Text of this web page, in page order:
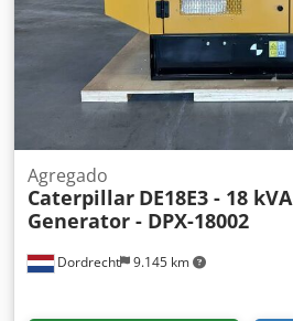
Dordrecht 9.145 km
Agregado
Caterpillar DE18E3 - 18 kVA
Generator - DPX-18002